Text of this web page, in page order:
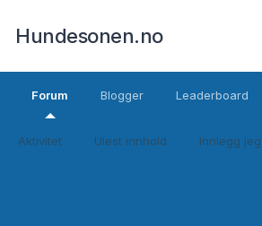
Hundesonen.no
Forum
Aktivitet Ulest innhold Innlegg
Blogger Leaderboard